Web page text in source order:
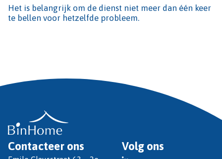
Het is belangrijk om de dienst niet meer dan één keer
te bellen voor hetzelfde probleem.
Contacteer ons Volg ons